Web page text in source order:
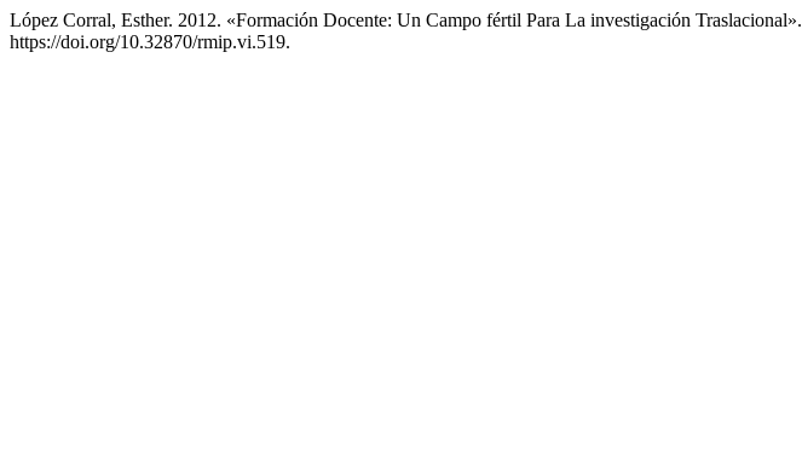
López Corral, Esther. 2012. «Formación Docente: Un Campo fértil Para La investigación Traslacional».
https://doi.org/10.32870/rmip.vi.519.